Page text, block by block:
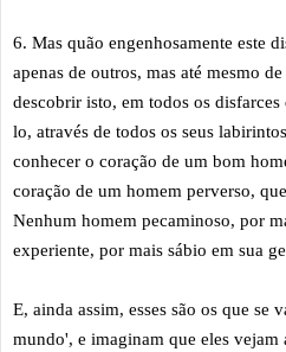
6. Mas quão engenhosamente este
apenas de outros, mas até mesmo
descobrir isto, em todos os
lo, através de todos os seus
conhecer o coração de um bom
coração de um homem perverso,
Nenhum homem pecaminoso, por
experiente, por mais sábio em sua
E, ainda assim, esses são os que se
mundo', e imaginam que eles vejam